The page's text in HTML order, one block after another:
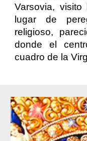
Varsovia,
lugar de
religioso,
donde el
cuadro de la